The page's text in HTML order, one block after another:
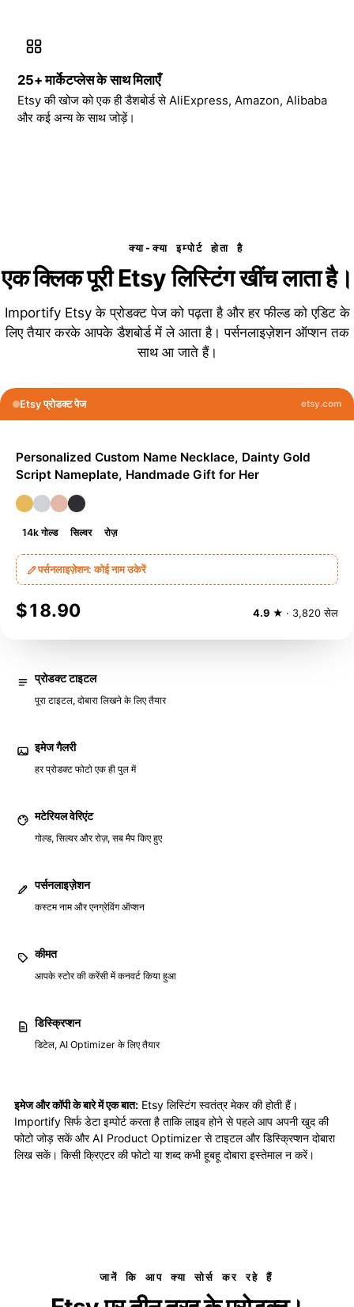
25+ मार्केटप्लेस के साथ मिलाएँ
Etsy की खोज को एक ही डैशबोर्ड से AliExpress, Amazon, Alibaba
और कई अन्य के साथ जोड़ें।
क्या-क्या इम्पोर्ट होता है
एक क्लिक पूरी Etsy लिस्टिंग खींच लाता है।
Importify Etsy के प्रोडक्ट पेज को पढ़ता है और हर फील्ड को एडिट के
लिए तैयार करके आपके डैशबोर्ड में ले आता है। पर्सनलाइज़ेशन ऑप्शन तक
साथ आ जाते हैं।
Etsy प्रोडक्ट पेज etsy.com
Personalized Custom Name Necklace, Dainty Gold
Script Nameplate, Handmade Gift for Her
14k गोल्ड सिल्वर रोज़
पर्सनलाइज़ेशन: कोई नाम उकेरें
$18.90 4.9 ★ · 3,820 सेल
प्रोडक्ट टाइटल
पूरा टाइटल, दोबारा लिखने के लिए तैयार
इमेज गैलरी
हर प्रोडक्ट फोटो एक ही पुल में
मटेरियल वेरिएंट
गोल्ड, सिल्वर और रोज़, सब मैप किए हुए
पर्सनलाइज़ेशन
कस्टम नाम और एनग्रेविंग ऑप्शन
कीमत
आपके स्टोर की करेंसी में कनवर्ट किया हुआ
डिस्क्रिप्शन
डिटेल, AI Optimizer के लिए तैयार
इमेज और कॉपी के बारे में एक बात: Etsy लिस्टिंग स्वतंत्र मेकर की होती हैं।
Importify सिर्फ डेटा इम्पोर्ट करता है ताकि लाइव होने से पहले आप अपनी खुद की
फोटो जोड़ सकें और AI Product Optimizer से टाइटल और डिस्क्रिप्शन दोबारा
लिख सकें। किसी क्रिएटर की फोटो या शब्द कभी हूबहू दोबारा इस्तेमाल न करें।
जानें कि आप क्या सोर्स कर रहे हैं